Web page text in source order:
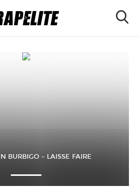
BURBIGO – LAISSE FAIRE